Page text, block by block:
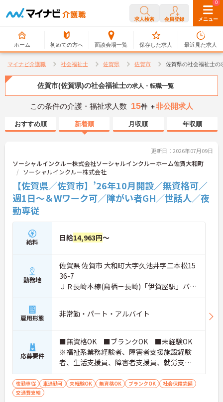
求人検索 会員登録 メニュー
ホーム 初めての方へ 面談会場一覧
0
保存した求人
0
最近見た求人
マイナビ介護職 社会福祉士 佐賀県 佐賀市 佐賀県の社会福祉士の
佐賀市(佐賀県)の社会福祉士の求人・転職一覧
この条件の介護・福祉求人数 15件 ＋非公開求人
おすすめ順 新着順 月収順 年収順
更新日：2026年07月09日
ソーシャルインクルー株式会社ソーシャルインクルーホーム佐賀大和町
ソーシャルインクルー株式会社
【佐賀県／佐賀市】’26年10月開設／無資格可／
週1日～＆Wワーク可／障がい者GH／世話人／夜
勤専従
給料 日給14,963円～
勤務地
佐賀県 佐賀市 大和町大字久池井字二本松15
36-7
ＪＲ長崎本線(鳥栖－長崎)「伊賀屋駅」バ
ス・車12分
雇用形態 非常勤・パート・アルバイト
応募要件
■無資格OK ■ブランクOK ■未経験OK
※福祉系業務経験者、障害者支援施設経験
者、生活支援員、障害者支援員、就労支援
員、生活相談員等の経験歓迎
夜勤専従 車通勤可 未経験OK 無資格OK ブランクOK
社会保険完備
交通費支給